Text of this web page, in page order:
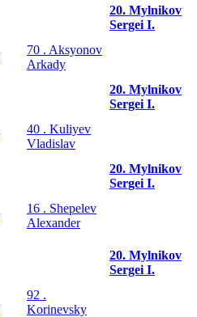
20. Mylnikov
Sergei I.
70 . Aksyonov
Arkady
20. Mylnikov
Sergei I.
40 . Kuliyev
Vladislav
20. Mylnikov
Sergei I.
16 . Shepelev
Alexander
20. Mylnikov
Sergei I.
92 .
Korinevsky